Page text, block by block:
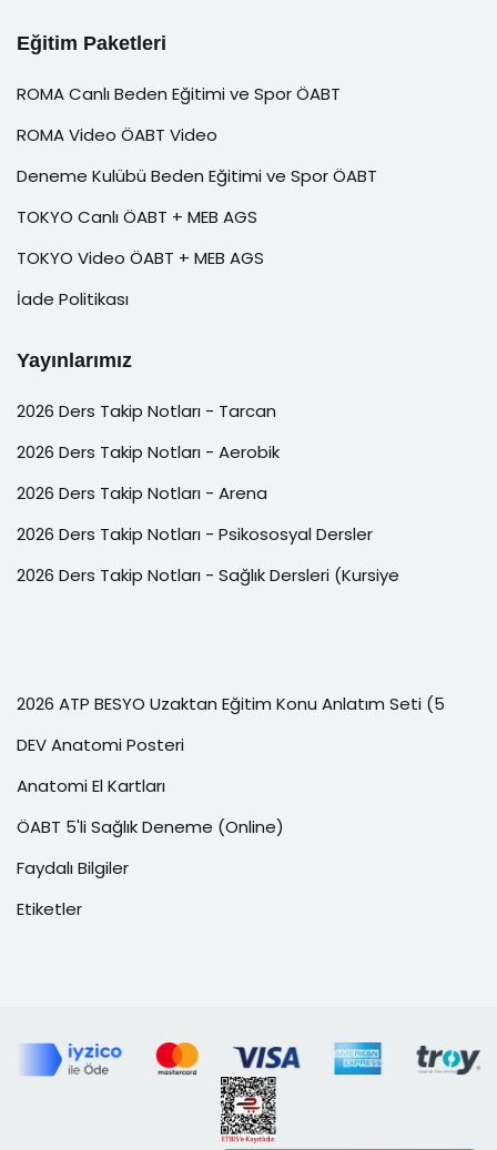
Eğitim Paketleri
ROMA Canlı Beden Eğitimi ve Spor ÖABT
ROMA Video ÖABT Video
Deneme Kulübü Beden Eğitimi ve Spor ÖABT
TOKYO Canlı ÖABT + MEB AGS
TOKYO Video ÖABT + MEB AGS
İade Politikası
Yayınlarımız
2026 Ders Takip Notları - Tarcan
2026 Ders Takip Notları - Aerobik
2026 Ders Takip Notları - Arena
2026 Ders Takip Notları - Psikososyal Dersler
2026 Ders Takip Notları - Sağlık Dersleri (Kursiye
2026 ATP BESYO Uzaktan Eğitim Konu Anlatım Seti (5
DEV Anatomi Posteri
Anatomi El Kartları
ÖABT 5'li Sağlık Deneme (Online)
Faydalı Bilgiler
Etiketler